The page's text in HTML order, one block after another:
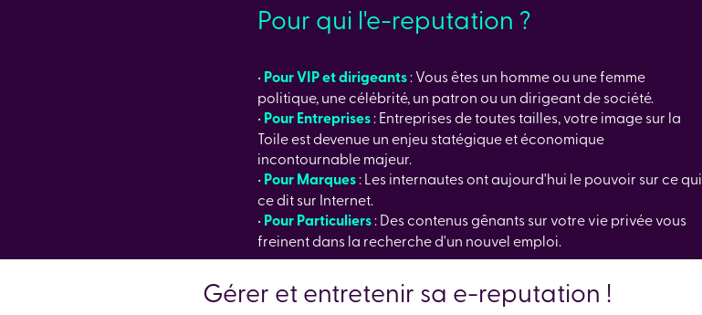
Pour qui l'e-reputation ?
• Pour VIP et dirigeants: Vous êtes un homme ou une femme
politique, une célébrité, un patron ou un dirigeant de société.
• Pour Entreprises: Entreprises de toutes tailles, votre image sur la
Toile est devenue un enjeu statégique et économique
incontournable majeur.
• Pour Marques: Les internautes ont aujourd'hui le pouvoir sur ce qui
ce dit sur Internet.
• Pour Particuliers: Des contenus gênants sur votre vie privée vous
freinent dans la recherche d'un nouvel emploi.
Gérer et entretenir sa e-reputation !